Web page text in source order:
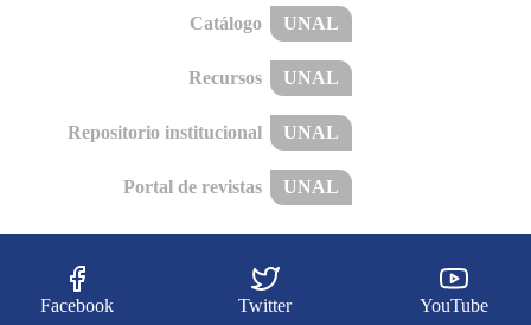
Catálogo UNAL
Recursos UNAL
Repositorio institucional UNAL
Portal de revistas UNAL
Facebook Twitter YouTube